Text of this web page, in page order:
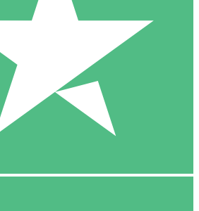
uso com créditos de download. Sem
1000